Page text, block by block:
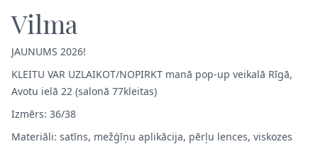
Vilma
JAUNUMS 2026!
KLEITU VAR UZLAIKOT/NOPIRKT manā pop-up veikalā Rīgā,
Avotu ielā 22 (salonā 77kleitas)
Izmērs: 36/38
Materiāli: satīns, mežģīņu aplikācija, pērļu lences, viskozes